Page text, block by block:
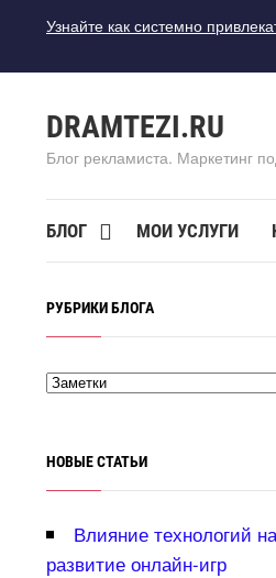
Узнайте как системно
DRAMTEZI.RU
Блог рекламиста. Маркетинг
БЛОГ МОИ УСЛУГИ
РУБРИКИ БЛОГА
НОВЫЕ СТАТЬИ
лияние технологий
развитие онлайн-игр